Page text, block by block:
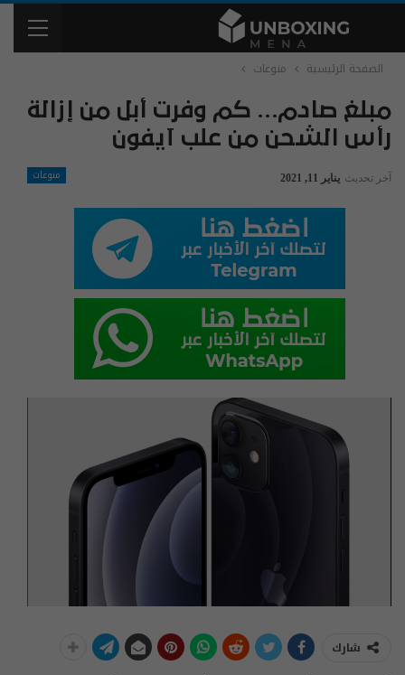
الصفحة الرئيسية منوعات
مبلغ صادم… كم وفرت أبل من إزالة
رأس الشحن من علب آيفون
منوعات آخر تحديث يناير 11, 2021
شارك